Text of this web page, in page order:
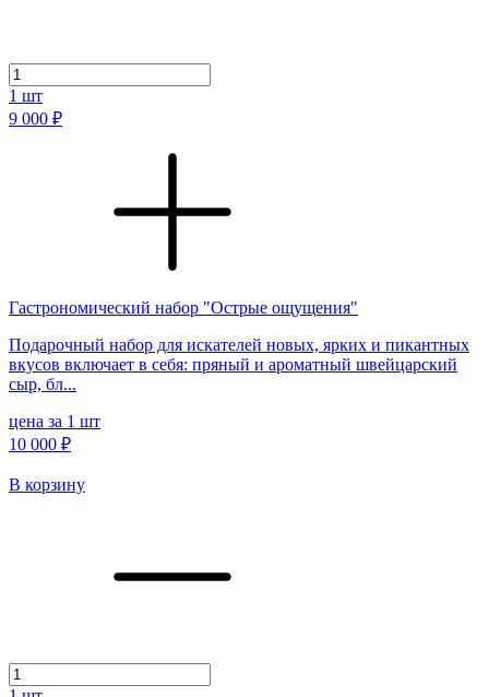
1 шт
9 000 ₽
Гастрономический набор "Острые ощущения"
Подарочный набор для искателей новых, ярких и пикантных
вкусов включает в себя: пряный и ароматный швейцарский
сыр, бл...
цена за 1 шт
10 000 ₽
В корзину